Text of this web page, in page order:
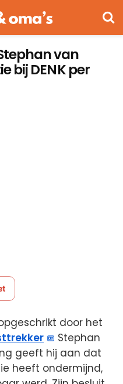
van
bij DENK per
door het
Stephan
geeft hij aan dat
heeft ondermijnd,